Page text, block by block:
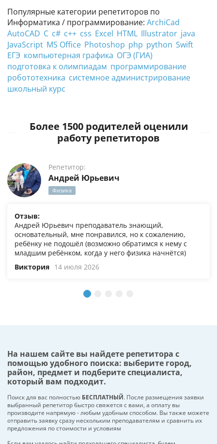
Популярные категории репетиторов по
Информатика / программирование: ArchiCad
AutoCAD C c# c++ css Excel HTML Illustrator java
JavaScript MS Office Photoshop php python Swift
ЕГЭ компьютерная графика ОГЭ (ГИА)
подготовка к олимпиадам программирование
робототехника системное администрирование
школьный курс
Более 1500 родителей оценили
работу репетиторов
Репетитор:
Андрей Юрьевич
Физика
Отзыв:
Андрей Юрьевич преподаватель знающий,
основательный, мне понравился, но к сожалению,
ребёнку не подошёл (возможно обратимся к нему с
младшим ребёнком, когда у него физика начнётся)
Виктория 14 июля 2026
На нашем сайте вы найдете репетитора с
помощью удобного поиска: выберите город,
район, предмет и подберите специалиста,
который вам подходит.
Поиск для вас полностью БЕСПЛАТНЫЙ. После размещения заявки
выбранный репетитор быстро свяжется с вами, а оплату вы
производите напрямую - любым удобным способом. Вы также можете
отправить заявку сразу нескольким преподавателям и сравнить их
предложения по стоимости и условиям